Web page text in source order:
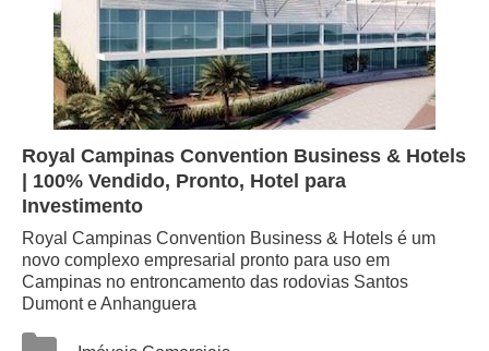
Royal Campinas Convention Business & Hotels
| 100% Vendido, Pronto, Hotel para
Investimento
Royal Campinas Convention Business & Hotels é um
novo complexo empresarial pronto para uso em
Campinas no entroncamento das rodovias Santos
Dumont e Anhanguera